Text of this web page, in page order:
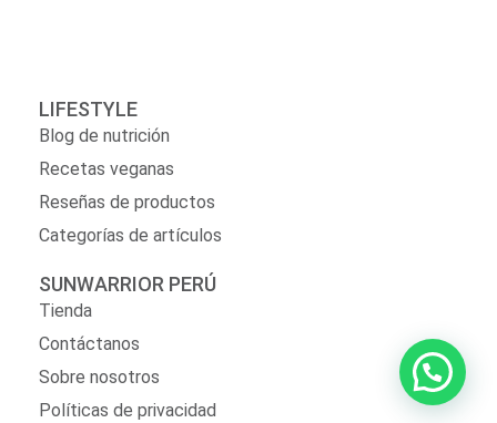
LIFESTYLE
Blog de nutrición
Recetas veganas
Reseñas de productos
Categorías de artículos
SUNWARRIOR PERÚ
Tienda
Contáctanos
Sobre nosotros
Políticas de privacidad